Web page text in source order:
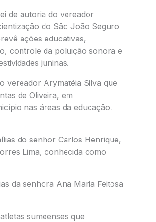
de autoria do vereador
do São João Seguro
ações educativas,
controle da poluição sonora e
juninas.
vereador Arymatéia Silva que
de Oliveira, em
nas áreas da educação,
do senhor Carlos Henrique,
Lima, conhecida como
da senhora Ana Maria Feitosa
sumeenses que